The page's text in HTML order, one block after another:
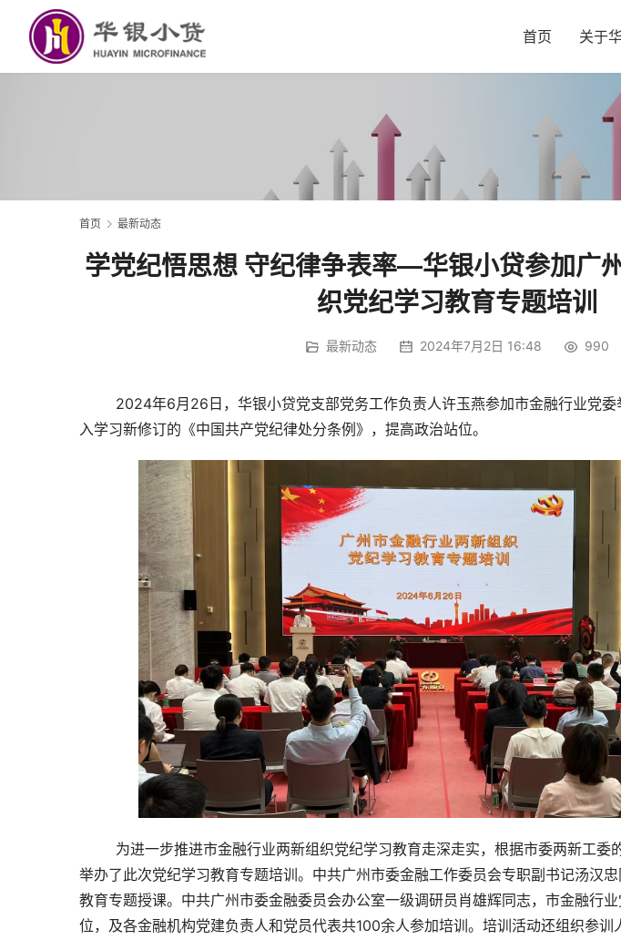
首页 关于
首页 最新动态
学党纪悟思想 守纪律争表率—华银小贷参加广
织党纪学习教育专题培训
最新动态 2024年7月2日 16:48 990
入学习新修订的《中国共产党纪律处分条例》，提高政治站位。
举办了此次党纪学习教育专题培训。中共广州市委金融工作委员会专职副书记汤汉
教育专题授课。中共广州市委金融委员会办公室一级调研员肖雄辉同志，市金融行
位，及各金融机构党建负责人和党员代表共100余人参加培训。培训活动还组织参